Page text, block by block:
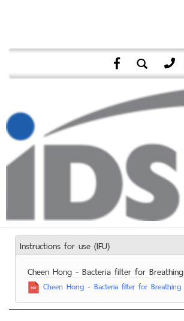
Instructions for use (IFU)
Cheen Hong - Bacteria filter for Breathing
Cheen Hong - Bacteria filter for Breathing